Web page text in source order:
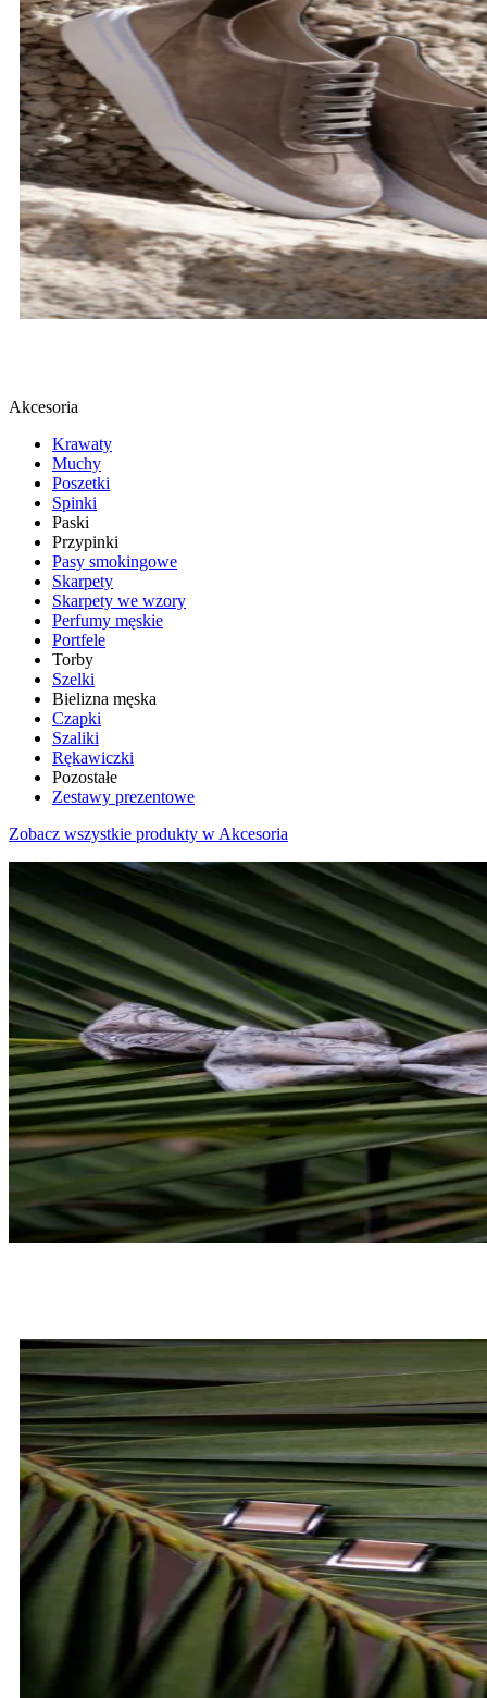
Akcesoria
Krawaty
Muchy
Poszetki
Spinki
Paski
Przypinki
Pasy smokingowe
Skarpety
Skarpety we wzory
Perfumy męskie
Portfele
Torby
Szelki
Bielizna męska
Czapki
Szaliki
Rękawiczki
Pozostałe
Zestawy prezentowe
Zobacz wszystkie produkty w Akcesoria